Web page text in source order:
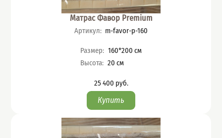
Матрас Фавор Premium
Артикул: m-favor-p-160
Характеристики
Размер: 160*200 см
Высота: 20 см
Цена
25 400 руб.